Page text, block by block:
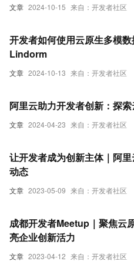
文章 2024-10-15 来自：开发者社区
文章 2024-10-13 来自：开发者社区
开发者如何使用云原生多模
Lindorm
文章 2024-04-23 来自：开发者社区
阿里云助力开发者创新：探
文章 2023-05-09 来自：开发者社区
让开发者成为创新主体｜阿里
动态
文章 2023-04-12 来自：开发者社区
成都开发者Meetup｜聚焦云
亮企业创新活力